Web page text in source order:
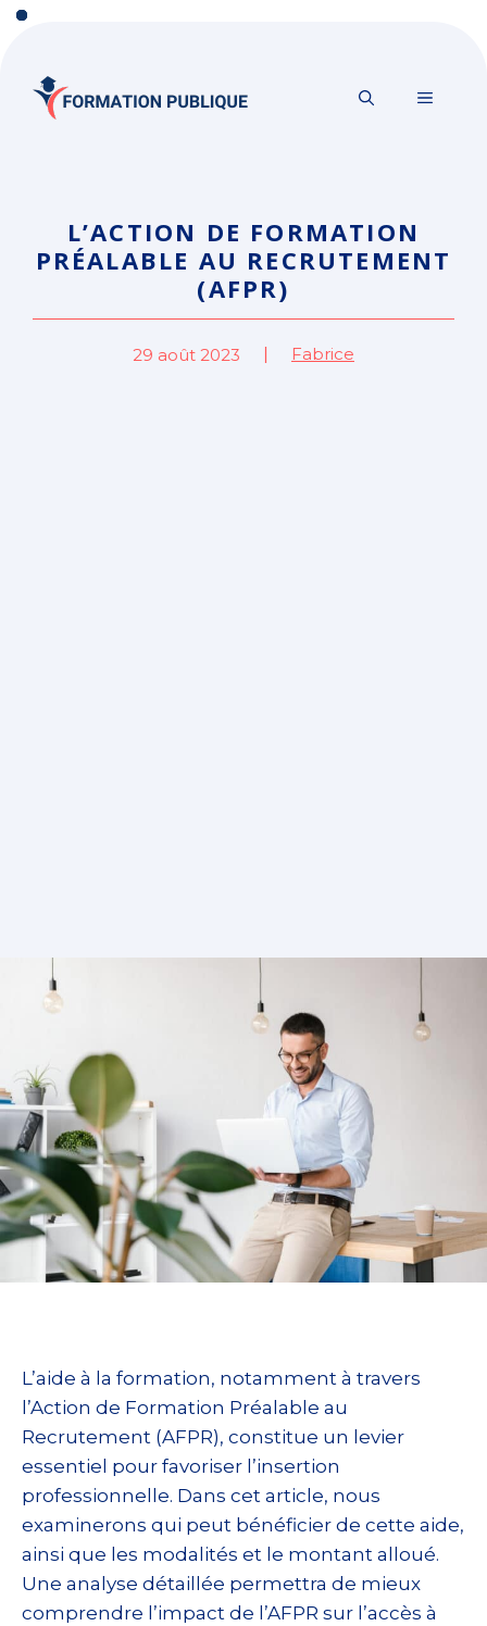
contenu
MENU
L’ACTION DE FORMATION
PRÉALABLE AU RECRUTEMENT
(AFPR)
29 août 2023 Fabrice
L’aide à la formation, notamment à travers
l’Action de Formation Préalable au
Recrutement (AFPR), constitue un levier
essentiel pour favoriser l’insertion
professionnelle. Dans cet article, nous
examinerons qui peut bénéficier de cette aide,
ainsi que les modalités et le montant alloué.
Une analyse détaillée permettra de mieux
comprendre l’impact de l’AFPR sur l’accès à